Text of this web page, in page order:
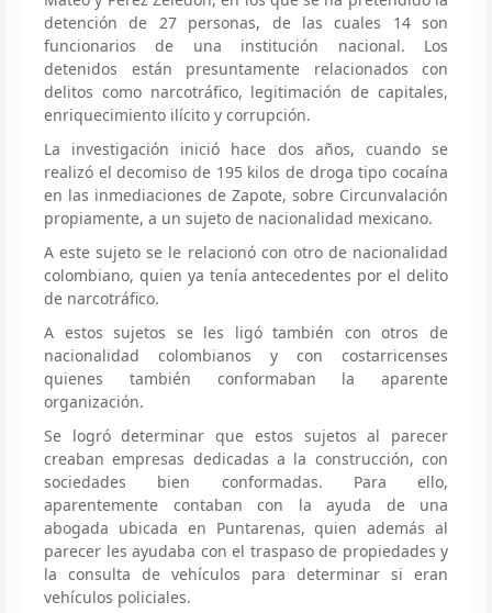
detención de 27 personas, de las cuales 14 son
funcionarios de una institución nacional. Los
detenidos están presuntamente relacionados con
delitos como narcotráfico, legitimación de capitales,
enriquecimiento ilícito y corrupción.
La investigación inició hace dos años, cuando se
realizó el decomiso de 195 kilos de droga tipo cocaína
en las inmediaciones de Zapote, sobre Circunvalación
propiamente, a un sujeto de nacionalidad mexicano.
A este sujeto se le relacionó con otro de nacionalidad
colombiano, quien ya tenía antecedentes por el delito
de narcotráfico.
A estos sujetos se les ligó también con otros de
nacionalidad colombianos y con costarricenses
quienes también conformaban la aparente
organización.
Se logró determinar que estos sujetos al parecer
creaban empresas dedicadas a la construcción, con
sociedades bien conformadas. Para ello,
aparentemente contaban con la ayuda de una
abogada ubicada en Puntarenas, quien además al
parecer les ayudaba con el traspaso de propiedades y
la consulta de vehículos para determinar si eran
vehículos policiales.